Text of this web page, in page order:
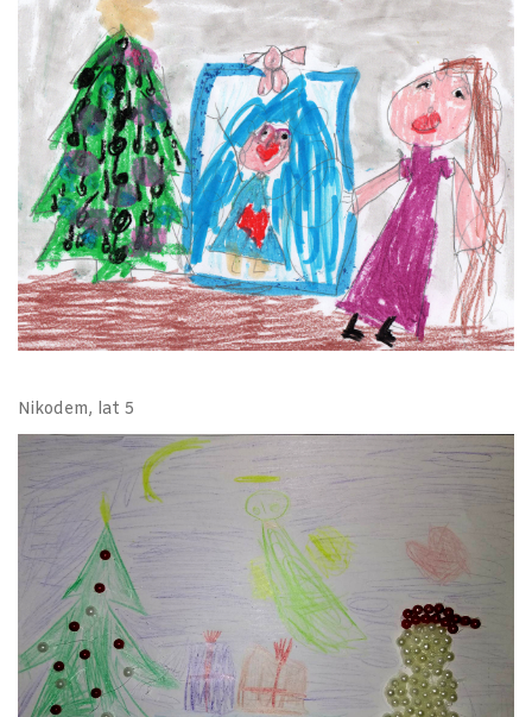
Nikodem, lat 5